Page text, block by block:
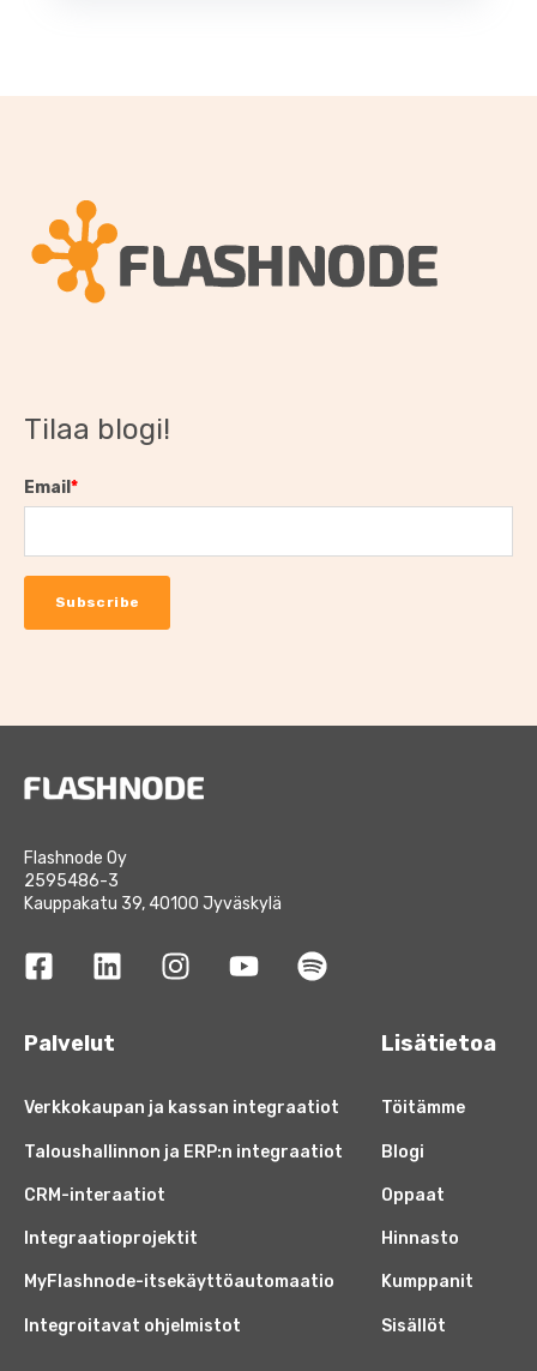
Tilaa blogi!
Email *
Flashnode Oy
2595486-3
Kauppakatu 39, 40100 Jyväskylä
Palvelut
Verkkokaupan ja kassan integraatiot
Taloushallinnon ja ERP:n integraatiot
CRM-interaatiot
Integraatioprojektit
MyFlashnode-itsekäyttöautomaatio
Integroitavat ohjelmistot
Lisätietoa
Töitämme
Blogi
Oppaat
Hinnasto
Kumppanit
Sisällöt